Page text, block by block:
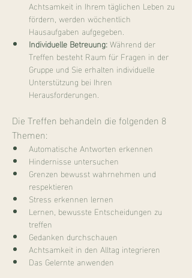
Achtsamkeit in Ihrem täglichen Leben zu
fördern, werden wöchentlich
Hausaufgaben aufgegeben.
Individuelle Betreuung: Während der
Treffen besteht Raum für Fragen in der
Gruppe und Sie erhalten individuelle
Unterstützung bei Ihren
Herausforderungen.
Die Treffen behandeln die folgenden 8
Themen:
Automatische Antworten erkennen
Hindernisse untersuchen
Grenzen bewusst wahrnehmen und
respektieren
Stress erkennen lernen
Lernen, bewusste Entscheidungen zu
treffen
Gedanken durchschauen
Achtsamkeit in den Alltag integrieren
Das Gelernte anwenden